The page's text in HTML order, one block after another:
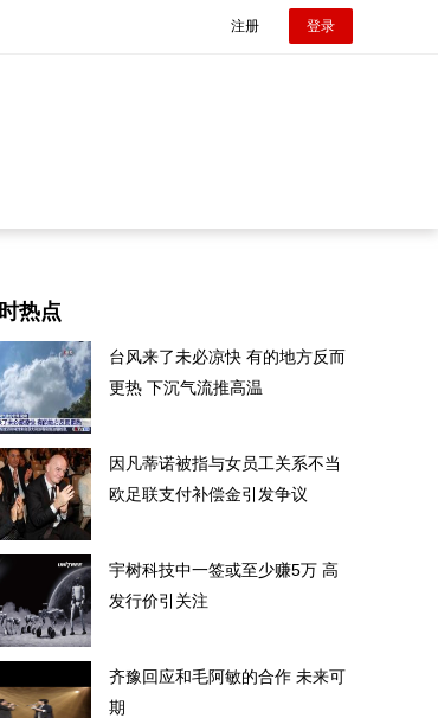
注册 登录
价引关注
热点
台风来了未必凉快 有的地方反而
更热 下沉气流推高温
因凡蒂诺被指与女员工关系不当
欧足联支付补偿金引发争议
宇树科技中一签或至少赚5万 高
发行价引关注
齐豫回应和毛阿敏的合作 未来可
期